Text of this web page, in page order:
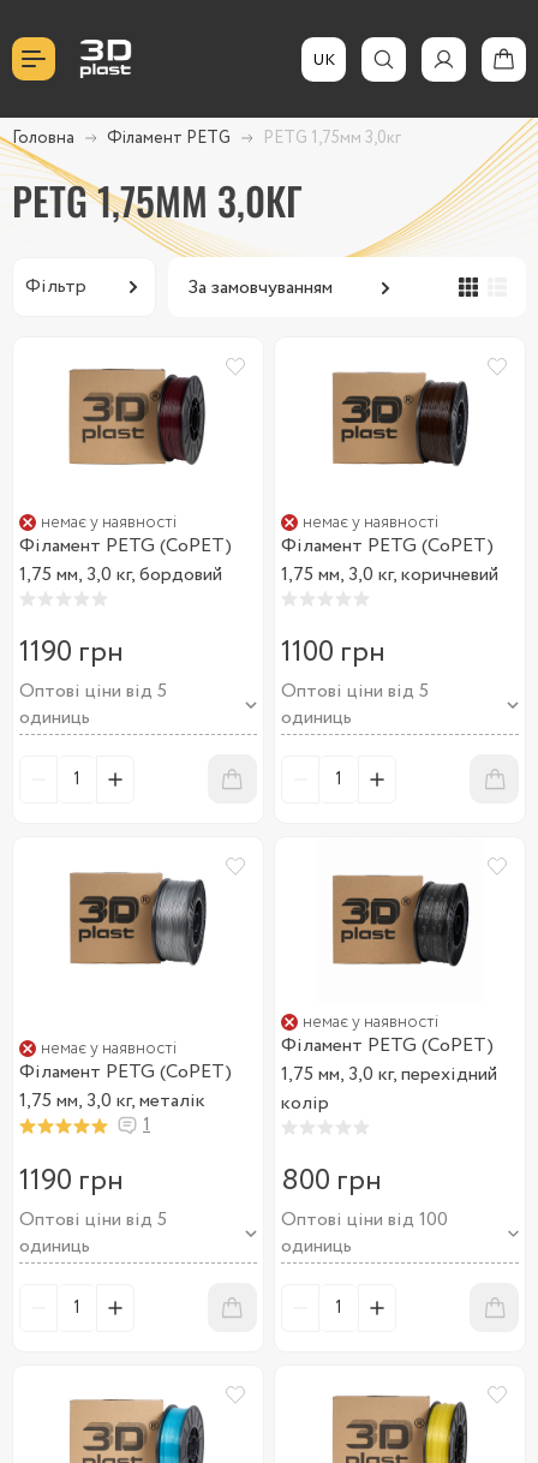
UK
Головна Філамент PETG PETG 1,75мм 3,0кг
PETG 1,75ММ 3,0КГ
Фільтр
немає у наявності
Філамент PETG (CoPET)
1,75 мм, 3,0 кг, бордовий
1190 грн
Оптові ціни від 5
одиниць
немає у наявності
Філамент PETG (CoPET)
1,75 мм, 3,0 кг, коричневий
1100 грн
Оптові ціни від 5
одиниць
немає у наявності
Філамент PETG (CoPET)
1,75 мм, 3,0 кг, металік
1
1190 грн
Оптові ціни від 5
одиниць
немає у наявності
Філамент PETG (CoPET)
1,75 мм, 3,0 кг, перехідний
колір
800 грн
Оптові ціни від 100
одиниць